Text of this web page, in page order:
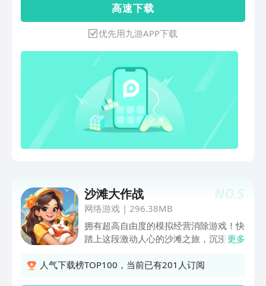
光灯下的焦点，缔造新的传奇！特色玩
法：·多变风格任你搭配：复古or潮流？
极简or朋克？你的风格由你决定，海量服
装任你搭配，多变风格秀出你的品位！·
品牌经营塑造传奇：悉心经营你的时尚品
牌，用心对待每一个客人，扩大知名度和
影响力，成为全球时尚新贵！·梦幻城市
等你探索：时尚之都在这里展开，你可以
观赏海岸线的魅力，也可以加入热闹的城
市派对，所有的故事，都等你来探索！·
自由设计个性服装：设计师的服装当然得
球设计师共同评判！到底谁才是最强设计
师，等你来挑战！赶快加入《梦幻时装
周》，和全球的设计师们一起打造新的时
尚传奇！
高 速 下 载
优先用九游APP下载
NO.5
沙滩大作战
网络游戏| 296.38MB
拥有超高自由度的模拟经营消除游戏！快
踏上这段激动人心的沙滩之旅，沉浸式体
订单，打造属于自己的梦幻沙滩餐厅！
更多
人气下载榜TOP100，当前已有201人订阅